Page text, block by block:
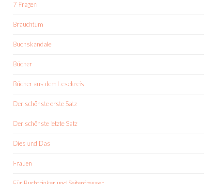
7 Fragen
Brauchtum
Buchskandale
Bücher
Bücher aus dem Lesekreis
Der schönste erste Satz
Der schönste letzte Satz
Dies und Das
Frauen